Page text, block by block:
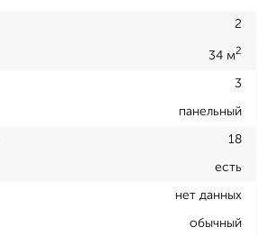
2
34 м2
3
панельный
18
есть
нет данных
обычный